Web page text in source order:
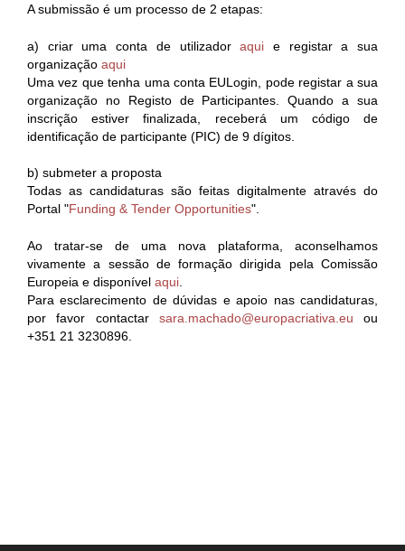
A submissão é um processo de 2 etapas:
a) criar uma conta de utilizadoraqui e registar a sua
organização aqui
Uma vez que tenha uma conta EULogin, pode registar a sua
organização no Registo de Participantes. Quando a sua
inscrição estiver finalizada, receberá um código de
identificação de participante (PIC) de 9 dígitos.
b) submeter a proposta
Todas as candidaturas são feitas digitalmente através do
Portal "Funding & Tender Opportunities".
Ao tratar-se de uma nova plataforma, aconselhamos
vivamente a sessão de formação dirigida pela Comissão
Europeia e disponível aqui
Para esclarecimento de dúvidas e apoio nas candidaturas,
por favor contactar sara.machado@europacriativa.eu ou
+351 21 3230896.